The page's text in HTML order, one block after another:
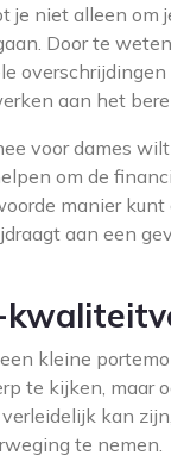
je niet alleen om
Door te
aan het
voor dames
om de
manier
aan een
kleine
te kijken, maar
kan
te nemen.